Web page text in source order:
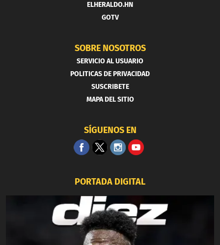
ELHERALDO.HN
GOTV
SOBRE NOSOTROS
SERVICIO AL USUARIO
POLITICAS DE PRIVACIDAD
SUSCRIBETE
MAPA DEL SITIO
SÍGUENOS EN
PORTADA DIGITAL